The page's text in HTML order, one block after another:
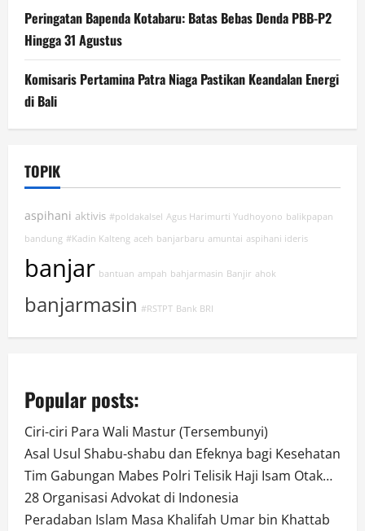
Peringatan Bapenda Kotabaru: Batas Bebas Denda PBB-P2
Hingga 31 Agustus
Komisaris Pertamina Patra Niaga Pastikan Keandalan Energi
di Bali
TOPIK
aspihani aktivis #poldakalsel Agus Harimurti Yudhoyono balikpapan
bandung #Kadin Kalteng aceh banjarbaru amuntai aspihani ideris
banjar bantuan ampah bahjarmasin Banjir ahok
banjarmasin #RSTPT Bank BRI
Popular posts:
Ciri-ciri Para Wali Mastur (Tersembunyi)
Asal Usul Shabu-shabu dan Efeknya bagi Kesehatan
Tim Gabungan Mabes Polri Telisik Haji Isam Otak…
28 Organisasi Advokat di Indonesia
Peradaban Islam Masa Khalifah Umar bin Khattab